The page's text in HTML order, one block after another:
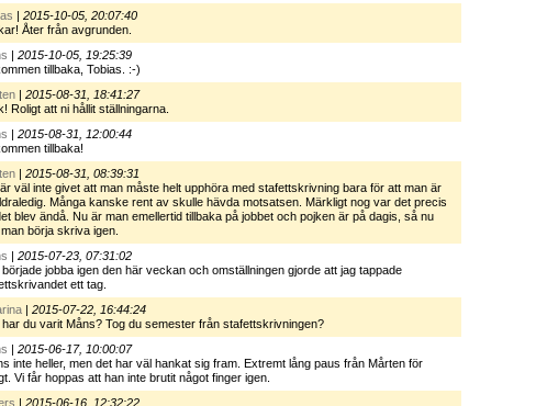
| 2015-10-05, 20:07:40
Åter från avgrunden.
| 2015-10-05, 19:25:39
tillbaka, Tobias. :-)
| 2015-08-31, 18:41:27
Roligt att ni hållit ställningarna.
| 2015-08-31, 12:00:44
tillbaka!
| 2015-08-31, 08:39:31
väl inte givet att man måste helt upphöra med stafettskrivning bara för att man är
Många kanske rent av skulle hävda motsatsen. Märkligt nog var det precis
blev ändå. Nu är man emellertid tillbaka på jobbet och pojken är på dagis, så nu
börja skriva igen.
| 2015-07-23, 07:31:02
började jobba igen den här veckan och omställningen gjorde att jag tappade
ett tag.
| 2015-07-22, 16:44:24
har du varit Måns? Tog du semester från stafettskrivningen?
| 2015-06-17, 10:00:07
inte heller, men det har väl hankat sig fram. Extremt lång paus från Mårten för
Vi får hoppas att han inte brutit något finger igen.
| 2015-06-16, 12:32:22